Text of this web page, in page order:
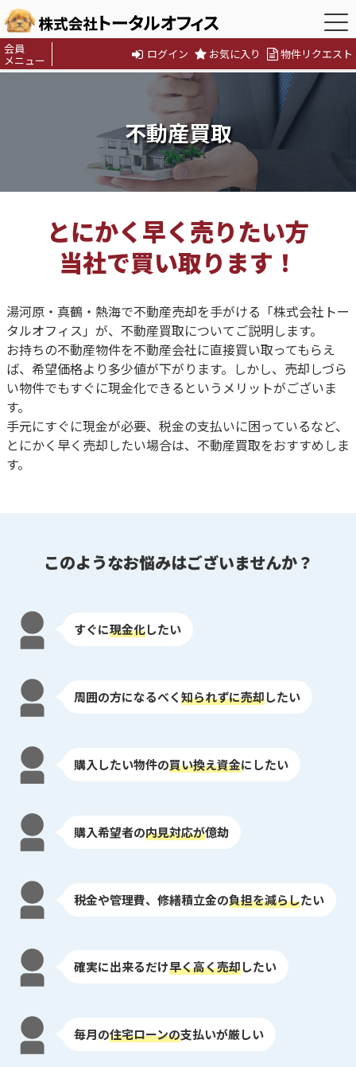
会員
メニュー ログイン お気に入り 物件リクエスト
不動産買取
とにかく早く売りたい方
当社で買い取ります！
湯河原・真鶴・熱海で不動産売却を手がける「株式会社トー
タルオフィス」が、不動産買取についてご説明します。
お持ちの不動産物件を不動産会社に直接買い取ってもらえ
ば、希望価格より多少値が下がります。しかし、売却しづら
い物件でもすぐに現金化できるというメリットがございま
す。
手元にすぐに現金が必要、税金の支払いに困っているなど、
とにかく早く売却したい場合は、不動産買取をおすすめしま
す。
このようなお悩みはございませんか？
すぐに現金化したい
周囲の方になるべく知られずに売却したい
購入したい物件の買い換え資金にしたい
購入希望者の内見対応が億劫
税金や管理費、修繕積立金の負担を減らしたい
確実に出来るだけ早く高く売却したい
毎月の住宅ローンの支払いが厳しい